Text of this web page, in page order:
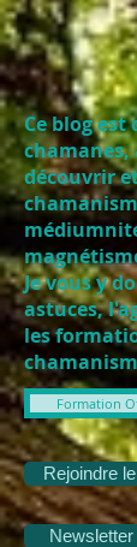
Ce blog
chamanes,
découvrir
Je vous y
astuces,
les
Formation
Rejoindre